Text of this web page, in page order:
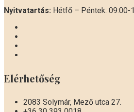
Nyitvatartás: Hétfő – Péntek: 09:00-
Elérhetőség
2083 Solymár, Mező utca 27.